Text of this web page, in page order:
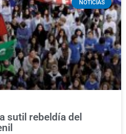
NOTICIAS
sutil rebeldía del